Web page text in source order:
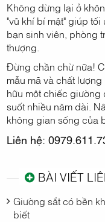
Không dừng lại ở
"vũ khí bí mật" giúp
bạn sinh viên, phòng
thượng.
Đừng chần chừ nữa!
mẫu mã và chất
hữu một chiếc
suốt nhiều năm dài.
không gian sống của
Liên hệ:
BÀI VIẾT
Giường sắt có bền
biết